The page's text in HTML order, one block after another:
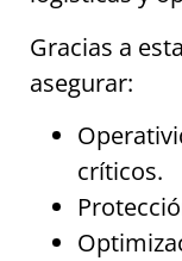
Gracias a
asegurar:
críticos.